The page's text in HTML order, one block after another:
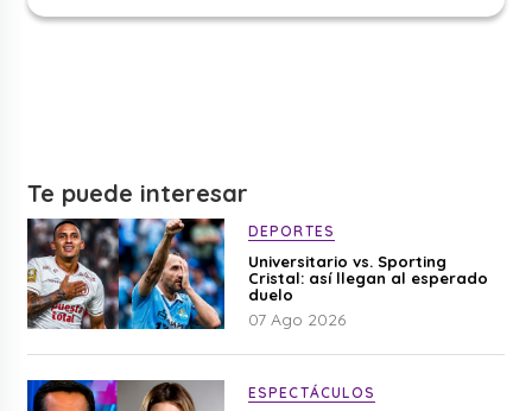
Te puede interesar
DEPORTES
Universitario vs. Sporting
Cristal: así llegan al esperado
duelo
07 Ago 2026
ESPECTÁCULOS